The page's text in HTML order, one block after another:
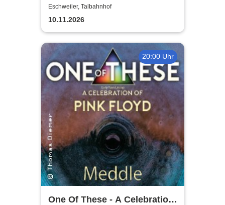
STORIES - Geschichten &
Lieder eines Liebenden
Eschweiler, Talbahnhof
10.11.2026
20:00 Uhr
One Of These - A Celebration